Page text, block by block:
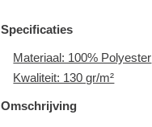
Specificaties
Materiaal: 100% Polyester
Kwaliteit: 130 gr/m²
Omschrijving